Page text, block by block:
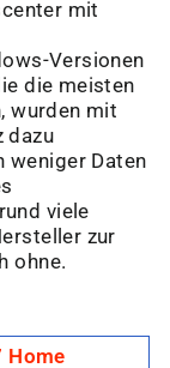
mit
Versionen
die meisten
wurden mit
dazu
weniger Daten
viele
zur
ohne.
Home